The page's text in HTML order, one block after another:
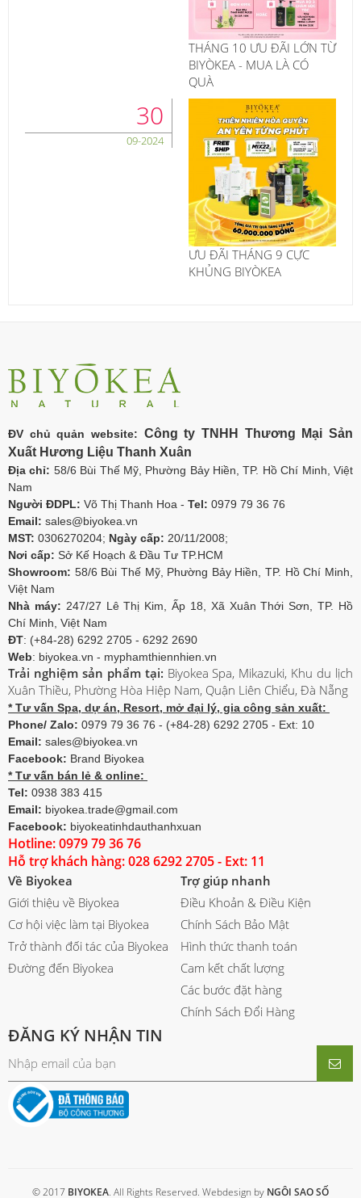
THÁNG 10 ƯU ĐÃI LỚN TỪ
BIYÒKEA - MUA LÀ CÓ
QUÀ
30
09-2024
ƯU ĐÃI THÁNG 9 CỰC
KHỦNG BIYÒKEA
ĐV chủ quản website: Công ty TNHH Thương Mại Sản
Xuất Hương Liệu Thanh Xuân
Địa chỉ: 58/6 Bùi Thế Mỹ, Phường Bảy Hiền, TP. Hồ Chí Minh, Việt
Nam
Người ĐDPL: Võ Thị Thanh Hoa - Tel: 0979 79 36 76
Email: sales@biyokea.vn
MST: 0306270204; Ngày cấp: 20/11/2008;
Nơi cấp: Sở Kế Hoạch & Đầu Tư TP.HCM
Showroom: 58/6 Bùi Thế Mỹ, Phường Bảy Hiền, TP. Hồ Chí Minh,
Việt Nam
Nhà máy: 247/27 Lê Thị Kim, Ấp 18, Xã Xuân Thới Sơn, TP. Hồ
Chí Minh, Việt Nam
ĐT: (+84-28) 6292 2705 - 6292 2690
Web: biyokea.vn - myphamthiennhien.vn
Trải nghiệm sản phẩm tại: Biyokea Spa, Mikazuki, Khu du lịch
Xuân Thiều, Phường Hòa Hiệp Nam, Quận Liên Chiểu, Đà Nẵng
* Tư vấn Spa, dự án, Resort, mở đại lý, gia công sản xuất:
Phone/ Zalo: 0979 79 36 76 - (+84-28) 6292 2705 - Ext: 10
Email: sales@biyokea.vn
Facebook: Brand Biyokea
* Tư vấn bán lẻ & online:
Tel: 0938 383 415
Email: biyokea.trade@gmail.com
Facebook: biyokeatinhdauthanhxuan
Hotline: 0979 79 36 76
Hỗ trợ khách hàng: 028 6292 2705 - Ext: 11
Về Biyokea
Giới thiệu về Biyokea
Cơ hội việc làm tại Biyokea
Trở thành đối tác của Biyokea
Đường đến Biyokea
Trợ giúp nhanh
Điều Khoản & Điều Kiện
Chính Sách Bảo Mật
Hình thức thanh toán
Cam kết chất lượng
Các bước đặt hàng
Chính Sách Đổi Hàng
ĐĂNG KÝ NHẬN TIN
© 2017 BIYOKEA. All Rights Reserved. Webdesign by NGÔI SAO SỐ